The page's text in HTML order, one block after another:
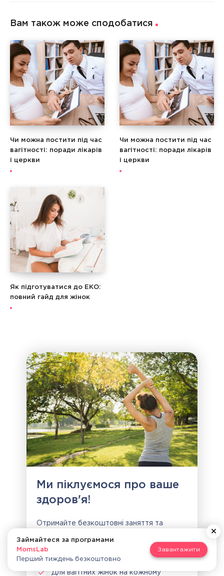
Вам також може сподобатися
Чи можна постити під час
вагітності: поради лікарів
і церкви
Чи можна постити під час
вагітності: поради лікарів
і церкви
Як підготуватися до ЕКО:
повний гайд для жінок
Ми піклуємося про ваше
здоров'я!
Отримайте безкоштовні заняття та
харчування:
Для тих, хто планує вагітність
Для вагітних жінок на кожному
Займайтеся за програмами
MomsLab
Перший тиждень безкоштовно
Завантажити